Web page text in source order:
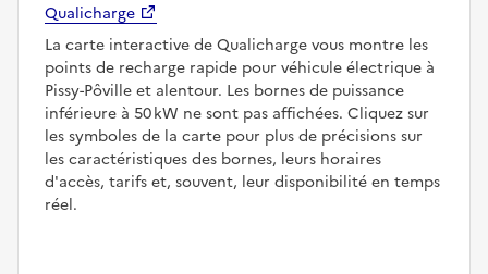
Qualicharge
La carte interactive de Qualicharge vous montre les
points de recharge rapide pour véhicule électrique à
Pissy-Pôville et alentour. Les bornes de puissance
inférieure à 50 kW ne sont pas affichées. Cliquez sur
les symboles de la carte pour plus de précisions sur
les caractéristiques des bornes, leurs horaires
d'accès, tarifs et, souvent, leur disponibilité en temps
réel.